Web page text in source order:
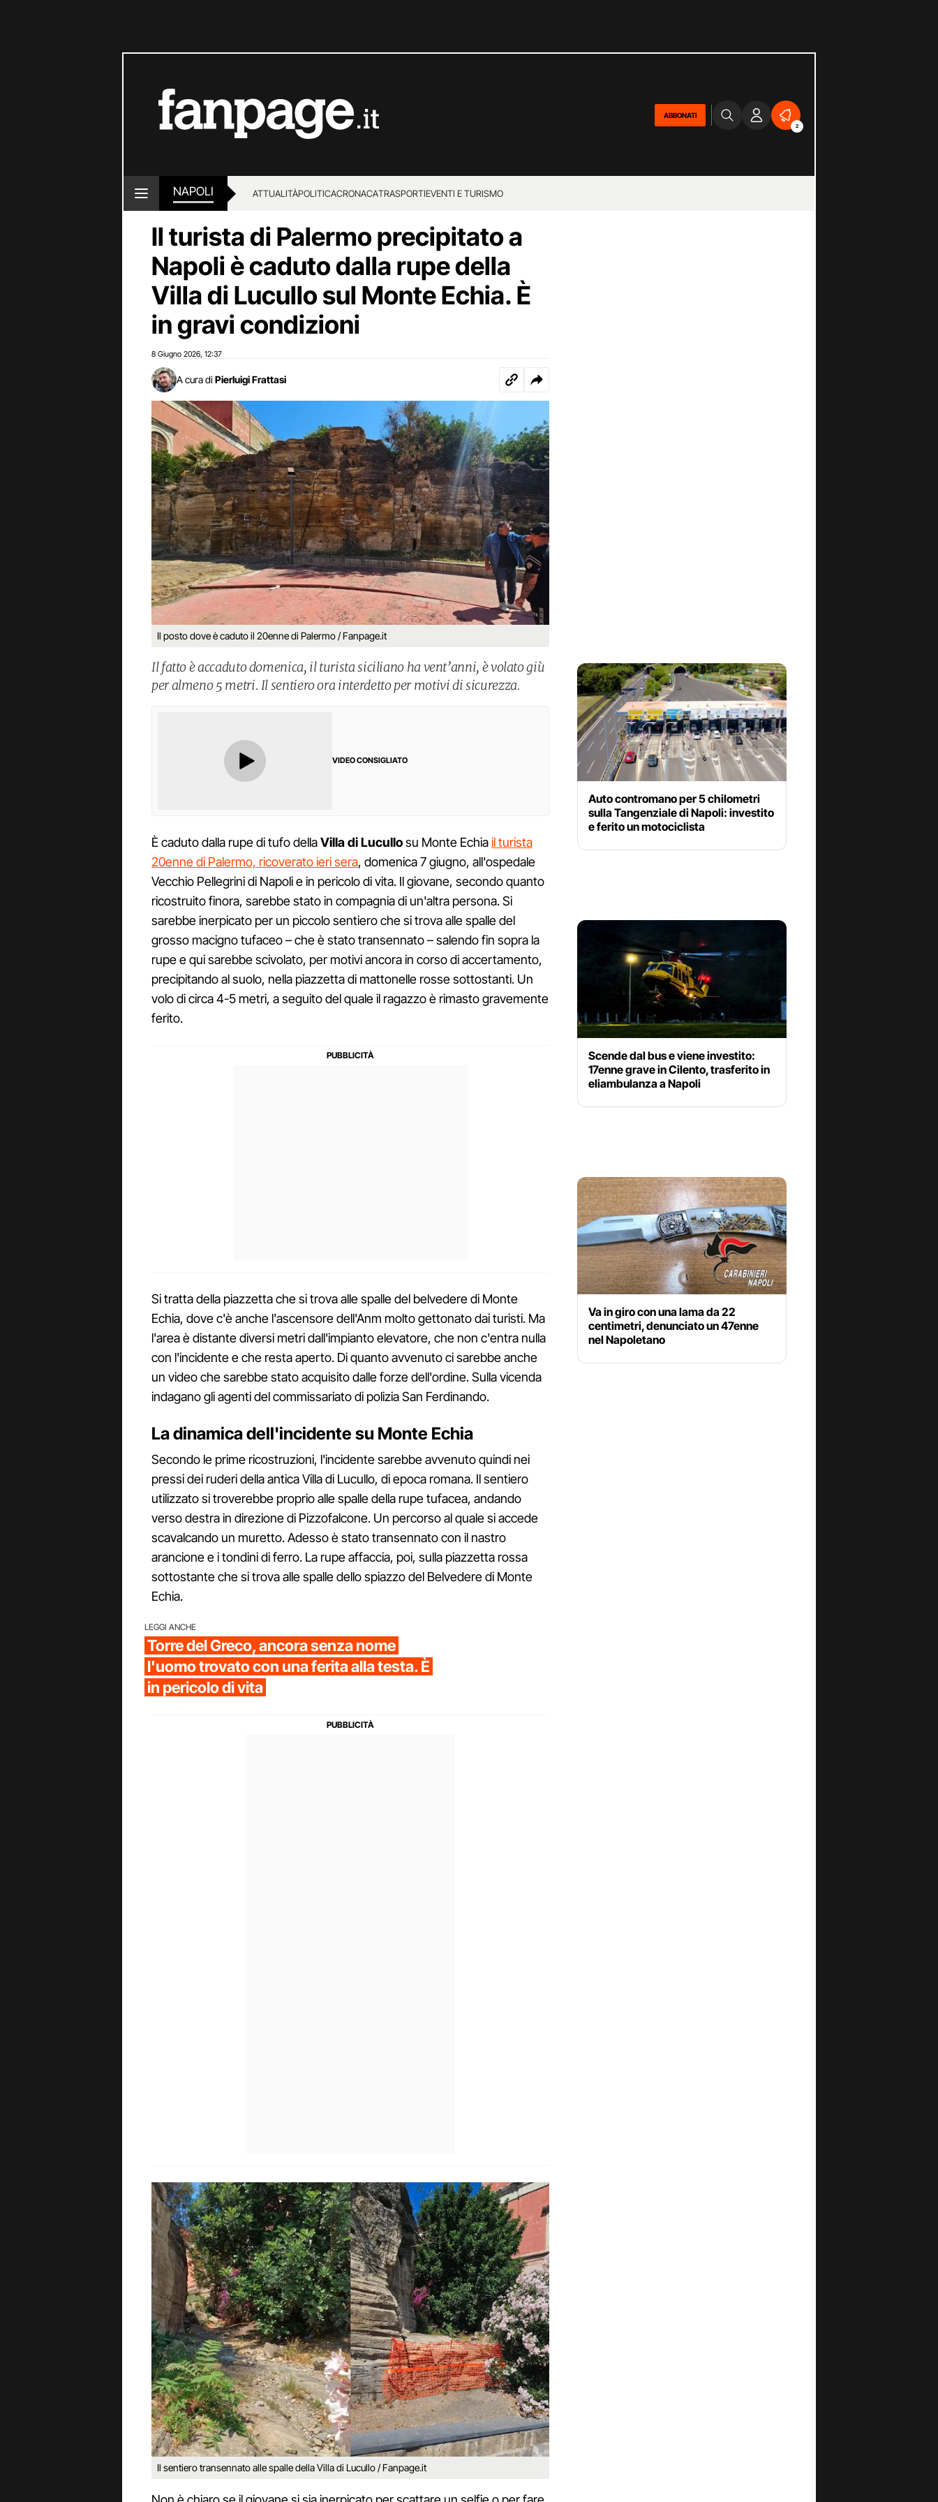
ABBONATI
2
NAPOLI ATTUALITÀPOLITICACRONACATRASPORTIEVENTI E TURISMO
Il turista di Palermo precipitato a
Napoli è caduto dalla rupe della
Villa di Lucullo sul Monte Echia. È
in gravi condizioni
8 Giugno 2026 12:37
A cura di Pierluigi Frattasi
Il posto dove è caduto il 20enne di Palermo / Fanpage.it
Il fatto è accaduto domenica, il turista siciliano ha vent’anni, è volato giù
per almeno 5 metri. Il sentiero ora interdetto per motivi di sicurezza.
VIDEO CONSIGLIATO
È caduto dalla rupe di tufo dellaVilla di Lucullosu Monte Echiail turista
20enne di Palermo, ricoverato ieri sera, domenica 7 giugno, all'ospedale
Vecchio Pellegrini di Napoli e in pericolo di vita. Il giovane, secondo quanto
ricostruito finora, sarebbe stato in compagnia di un'altra persona. Si
sarebbe inerpicato per un piccolo sentiero che si trova alle spalle del
grosso macigno tufaceo – che è stato transennato – salendo fin sopra la
rupe e qui sarebbe scivolato, per motivi ancora in corso di accertamento,
precipitando al suolo, nella piazzetta di mattonelle rosse sottostanti. Un
volo di circa 4-5 metri, a seguito del quale il ragazzo è rimasto gravemente
ferito.
Si tratta della piazzetta che si trova alle spalle del belvedere di Monte
Echia, dove c'è anche l'ascensore dell'Anm molto gettonato dai turisti. Ma
l'area è distante diversi metri dall'impianto elevatore, che non c'entra nulla
con l'incidente e che resta aperto. Di quanto avvenuto ci sarebbe anche
un video che sarebbe stato acquisito dalle forze dell'ordine. Sulla vicenda
indagano gli agenti del commissariato di polizia San Ferdinando.
La dinamica dell'incidente su Monte Echia
Secondo le prime ricostruzioni, l'incidente sarebbe avvenuto quindi nei
pressi dei ruderi della antica Villa di Lucullo, di epoca romana. Il sentiero
utilizzato si troverebbe proprio alle spalle della rupe tufacea, andando
verso destra in direzione di Pizzofalcone. Un percorso al quale si accede
scavalcando un muretto. Adesso è stato transennato con il nastro
arancione e i tondini di ferro. La rupe affaccia, poi, sulla piazzetta rossa
sottostante che si trova alle spalle dello spiazzo del Belvedere di Monte
Echia.
LEGGI ANCHE
Torre del Greco, ancora senza nome
l'uomo trovato con una ferita alla testa. È
in pericolo di vita
Il sentiero transennato alle spalle della Villa di Lucullo / Fanpage.it
Auto contromano per 5 chilometri
sulla Tangenziale di Napoli: investito
e ferito un motociclista
Scende dal bus e viene investito:
17enne grave in Cilento, trasferito in
eliambulanza a Napoli
Va in giro con una lama da 22
centimetri, denunciato un 47enne
nel Napoletano